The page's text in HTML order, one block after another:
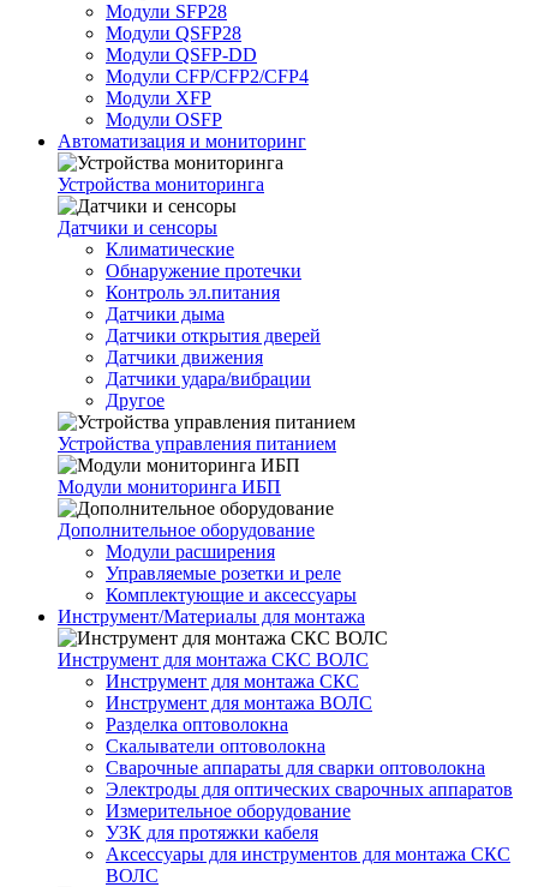
Модули SFP28
Модули QSFP28
Модули QSFP-DD
Модули CFP/CFP2/CFP4
Модули XFP
Модули OSFP
Автоматизация и мониторинг
Устройства мониторинга
Датчики и сенсоры
Климатические
Обнаружение протечки
Контроль эл.питания
Датчики дыма
Датчики открытия дверей
Датчики движения
Датчики удара/вибрации
Другое
Устройства управления питанием
Модули мониторинга ИБП
Дополнительное оборудование
Модули расширения
Управляемые розетки и реле
Комплектующие и аксессуары
Инструмент/Материалы для монтажа
Инструмент для монтажа СКС ВОЛС
Инструмент для монтажа СКС
Инструмент для монтажа ВОЛС
Разделка оптоволокна
Скалыватели оптоволокна
Сварочные аппараты для сварки оптоволокна
Электроды для оптических сварочных аппаратов
Измерительное оборудование
УЗК для протяжки кабеля
Аксессуары для инструментов для монтажа СКС
ВОЛС